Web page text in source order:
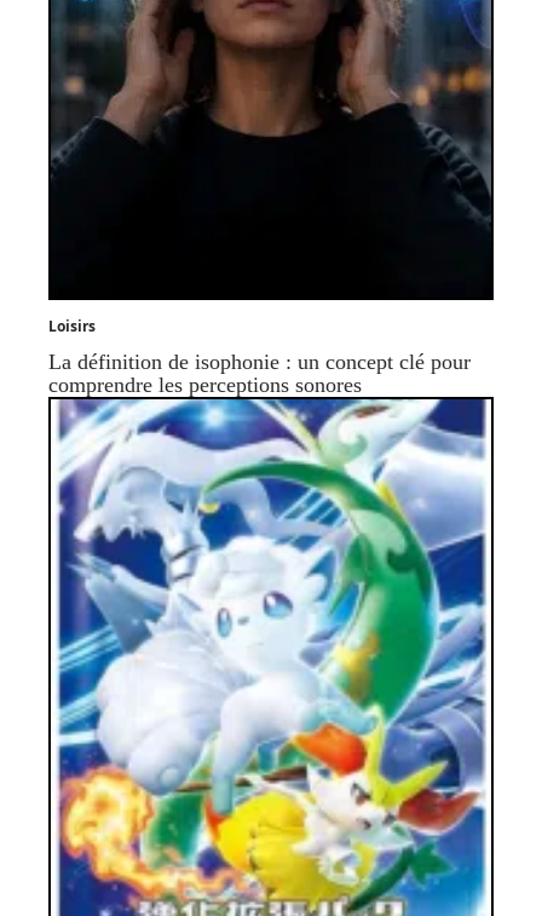
Loisirs
La définition de isophonie : un concept clé pour
comprendre les perceptions sonores